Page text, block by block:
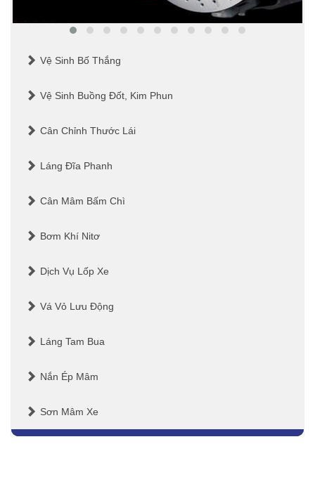
Vệ Sinh Bố Thắng
Vệ Sinh Buồng Đốt, Kim Phun
Cân Chỉnh Thước Lái
Láng Đĩa Phanh
Cân Mâm Bấm Chì
Bơm Khí Nitơ
Dịch Vụ Lốp Xe
Vá Vỏ Lưu Động
Láng Tam Bua
Nắn Ép Mâm
Sơn Mâm Xe